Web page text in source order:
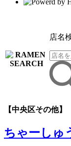
店名
【中央区その他】
ちゃーしゅ